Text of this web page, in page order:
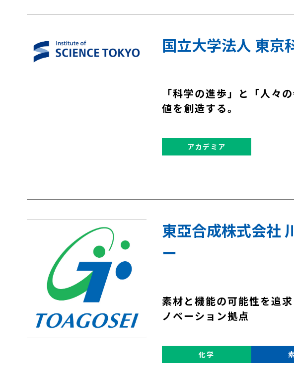
国立大学法人 東京
「科学の進歩」と「人々
値を創造する。
アカデミア
東亞合成株式会社
ー
素材と機能の可能性を追
ノベーション拠点
化学